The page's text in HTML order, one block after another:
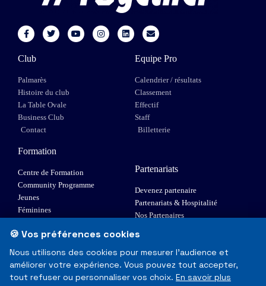
Club
Palmarès
Histoire du club
La Table Ovale
Business Club
Contact
Equipe Pro
Calendrier / résultats
Classement
Effectif
Staff
Billetterie
Formation
Centre de Formation
Community Programme
Jeunes
Féminines
Elite 1
Partenariats
Devenez partenaire
Partenariats & Hospitalité
Nos Partenaires
© Toulouse Olympique XIII - Tous droits réservés
🍪 Vos préférences cookies
Nous utilisons des cookies pour mesurer l'audience et
améliorer votre expérience. Vous pouvez tout accepter,
tout refuser ou personnaliser vos choix. En savoir plus